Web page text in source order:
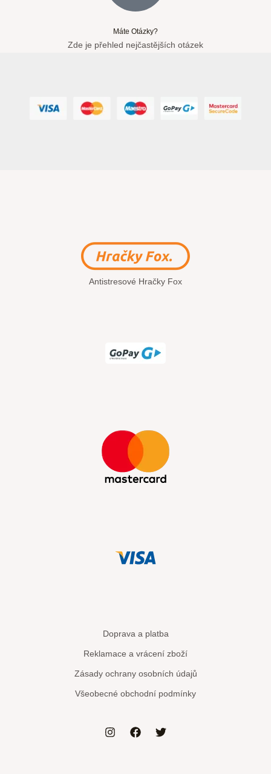
Máte Otázky?
Zde je přehled nejčastějších otázek
Antistresové Hračky Fox
Doprava a platba
Reklamace a vrácení zboží
Zásady ochrany osobních údajů
Všeobecné obchodní podmínky